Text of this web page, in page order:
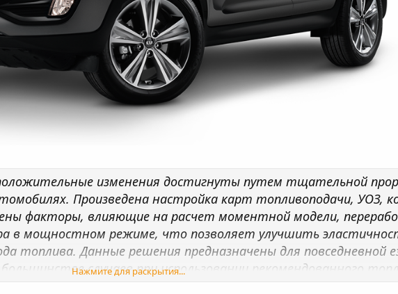
изменения достигнуты путем тщательной
Произведена настройка карт топливоподачи, УОЗ,
факторы, влияющие на расчет моментной модели,
в мощностном режиме, что позволяет улучшить
топлива. Данные решения предназначены для повседневной
случаев при использовании рекомендованного
Нажмите для раскрытия...